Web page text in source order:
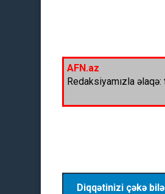
AFN.az
Redaksiyamızla
Diqqətinizi çəkə